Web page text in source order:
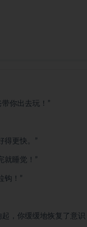
你出去玩！”
得更快。”
就睡觉！”
钩！”
，你缓缓地恢复了意识